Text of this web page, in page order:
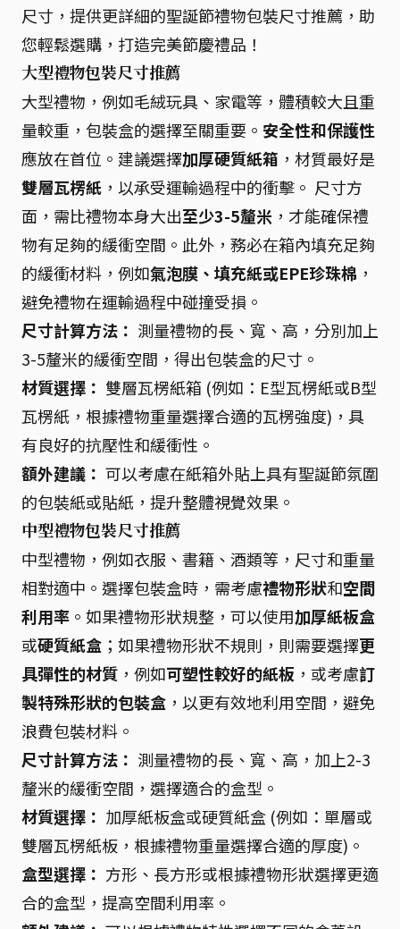
尺寸，提供更詳細的聖誕節禮物包裝尺寸推薦，助
您輕鬆選購，打造完美節慶禮品！
大型禮物包裝尺寸推薦
大型禮物，例如毛絨玩具、家電等，體積較大且重
量較重，包裝盒的選擇至關重要。 安全性和保護性
應放在首位。建議選擇加厚硬質紙箱 ，材質最好是
雙層瓦楞紙 ，以承受運輸過程中的衝擊。 尺寸方
面，需比禮物本身大出至少3-5釐米 ，才能確保禮
物有足夠的緩衝空間。此外，務必在箱內填充足夠
的緩衝材料，例如氣泡膜、填充紙或EPE珍珠棉 ，
避免禮物在運輸過程中碰撞受損。
尺寸計算方法： 測量禮物的長、寬、高，分別加上
3-5釐米的緩衝空間，得出包裝盒的尺寸。
材質選擇： 雙層瓦楞紙箱 (例如：E型瓦楞紙或B型
瓦楞紙，根據禮物重量選擇合適的瓦楞強度)，具
有良好的抗壓性和緩衝性。
額外建議： 可以考慮在紙箱外貼上具有聖誕節氛圍
的包裝紙或貼紙，提升整體視覺效果。
中型禮物包裝尺寸推薦
中型禮物，例如衣服、書籍、酒類等，尺寸和重量
相對適中。選擇包裝盒時，需考慮禮物形狀和空間
利用率 。如果禮物形狀規整，可以使用加厚紙板盒
或硬質紙盒 ；如果禮物形狀不規則，則需要選擇更
具彈性的材質 ，例如可塑性較好的紙板 ，或考慮訂
製特殊形狀的包裝盒 ，以更有效地利用空間，避免
浪費包裝材料。
尺寸計算方法： 測量禮物的長、寬、高，加上2-3
釐米的緩衝空間，選擇適合的盒型。
材質選擇： 加厚紙板盒或硬質紙盒 (例如：單層或
雙層瓦楞紙板，根據禮物重量選擇合適的厚度)。
盒型選擇： 方形、長方形或根據禮物形狀選擇更適
合的盒型，提高空間利用率。